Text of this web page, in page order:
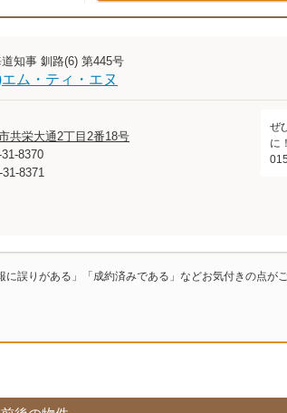
知事 釧路(6) 第445号
ム・ティ・エヌ
共栄大通2丁目2番18号
8370
8371
ぜ
に
誤りがある」「成約済みである」などお気付きの点が